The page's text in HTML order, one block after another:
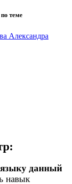
теме
Александра
данный
навык